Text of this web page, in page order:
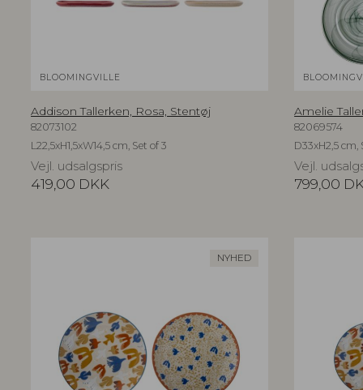
BLOOMINGVILLE
Addison Tallerken, Rosa, Stentøj
82073102
L22,5xH1,5xW14,5 cm, Set of 3
Vejl. udsalgspris
419,00 DKK
Amelie
82069574
D33xH2,5 cm,
Vejl.
799,00
NYHED